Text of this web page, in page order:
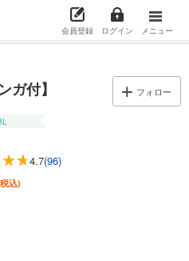
会員登録 ログイン メニュー
付】 フォロー
4.7(96)
込)